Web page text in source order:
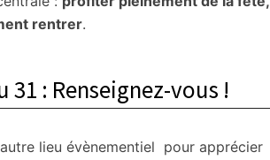
rentrer.
: Renseignez-vous !
lieu évènementiel pour apprécier